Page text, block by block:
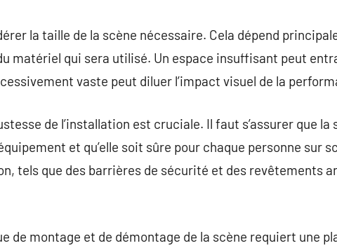
la taille de la scène nécessaire. Cela dépend
matériel qui sera utilisé. Un espace insuffisant peut
vaste peut diluer l’impact visuel de la
de l’installation est cruciale. Il faut s’assurer que la
et qu’elle soit sûre pour chaque personne sur
tels que des barrières de sécurité et des revêtements
de montage et de démontage de la scène requiert une